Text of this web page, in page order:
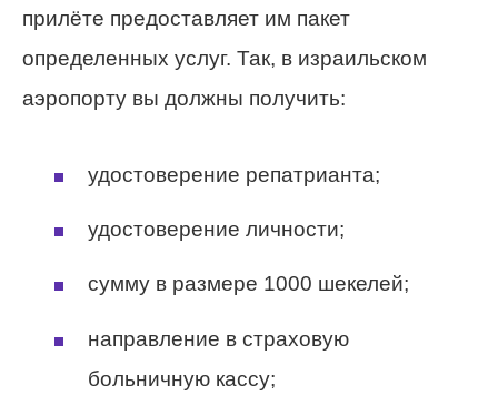
прилёте предоставляет им пакет
определенных услуг. Так, в израильском
аэропорту вы должны получить:
удостоверение репатрианта;
удостоверение личности;
сумму в размере 1000 шекелей;
направление в страховую
больничную кассу;